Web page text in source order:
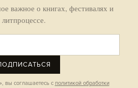
важное о книгах, фестивалях и
литпроцессе.
вы соглашаетесь с политикой обработки